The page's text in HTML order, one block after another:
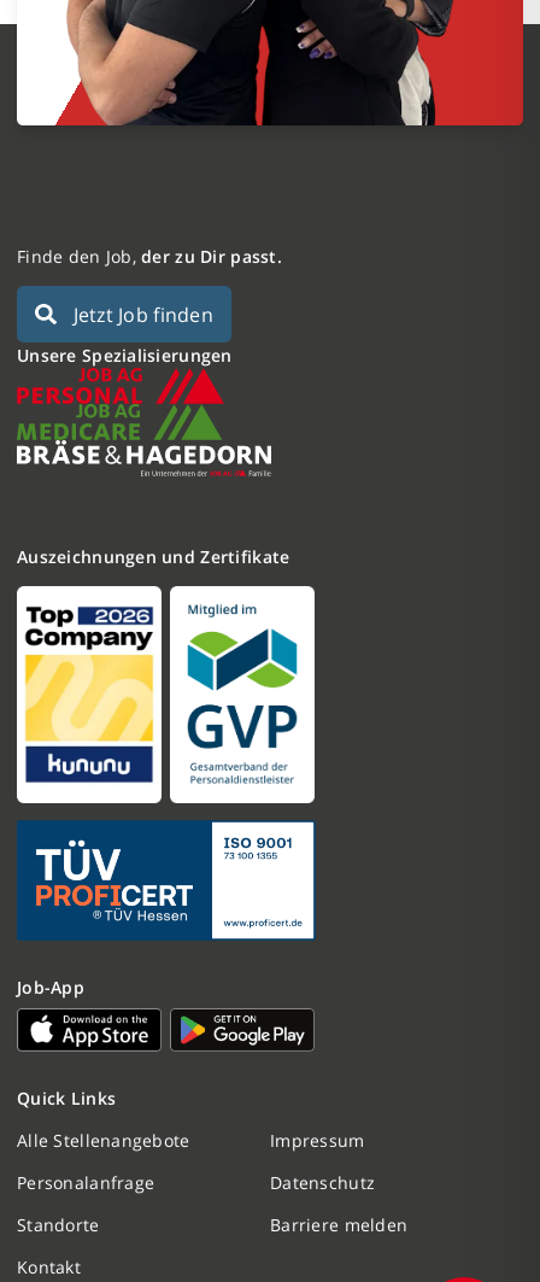
Nachricht schreiben
Initiativbewerbung
Personalanfrage
Finde den Job,der zu Dir passt.
Jetzt Job finden
Unsere Spezialisierungen
Auszeichnungen und Zertifikate
Job-App
Quick Links
Alle Stellenangebote
Personalanfrage
Standorte
Kontakt
Impressum
Datenschutz
Barriere melden